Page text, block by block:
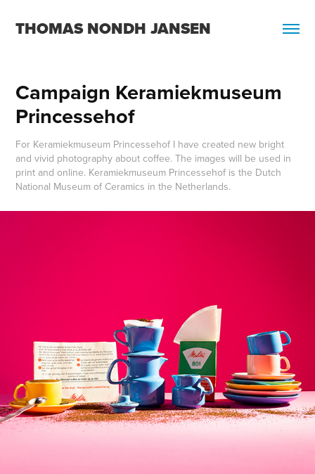
THOMAS NONDH JANSEN
Campaign Keramiekmuseum
Princessehof
For Keramiekmuseum Princessehof I have created new bright
and vivid photography about coffee. The images will be used in
print and online. Keramiekmuseum Princessehof is the Dutch
National Museum of Ceramics in the Netherlands.